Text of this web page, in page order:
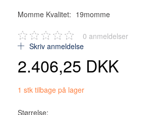
Momme Kvalitet: 19momme
0 anmeldelser
Skriv anmeldelse
2.406,25 DKK
1 stk tilbage på lager
Størrelse: